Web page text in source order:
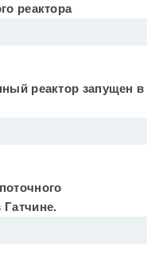
реактора
реактор запущен в
Гатчине.